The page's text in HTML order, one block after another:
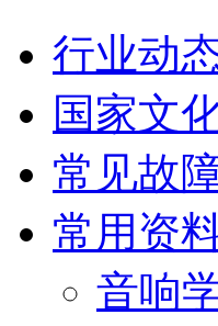
行业动
国家文
常见故
常用资
音响